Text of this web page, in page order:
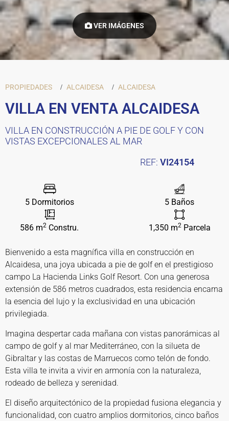
VER IMÁGENES
PROPIEDADES ALCAIDESA ALCAIDESA
VILLA EN VENTA ALCAIDESA
VILLA EN CONSTRUCCIÓN A PIE DE GOLF Y CON
VISTAS EXCEPCIONALES AL MAR
REF: VI24154
5 Dormitorios 5 Baños
586 m2 Constru. 1,350 m2Parcela
Bienvenido a esta magnífica villa en construcción en
Alcaidesa, una joya ubicada a pie de golf en el prestigioso
campo La Hacienda Links Golf Resort. Con una generosa
extensión de 586 metros cuadrados, esta residencia encarna
la esencia del lujo y la exclusividad en una ubicación
privilegiada.
Imagina despertar cada mañana con vistas panorámicas al
campo de golf y al mar Mediterráneo, con la silueta de
Gibraltar y las costas de Marruecos como telón de fondo.
Esta villa te invita a vivir en armonía con la naturaleza,
rodeado de belleza y serenidad.
El diseño arquitectónico de la propiedad fusiona elegancia y
funcionalidad, con cuatro amplios dormitorios, cinco baños